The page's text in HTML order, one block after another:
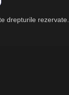
drepturile rezervate.